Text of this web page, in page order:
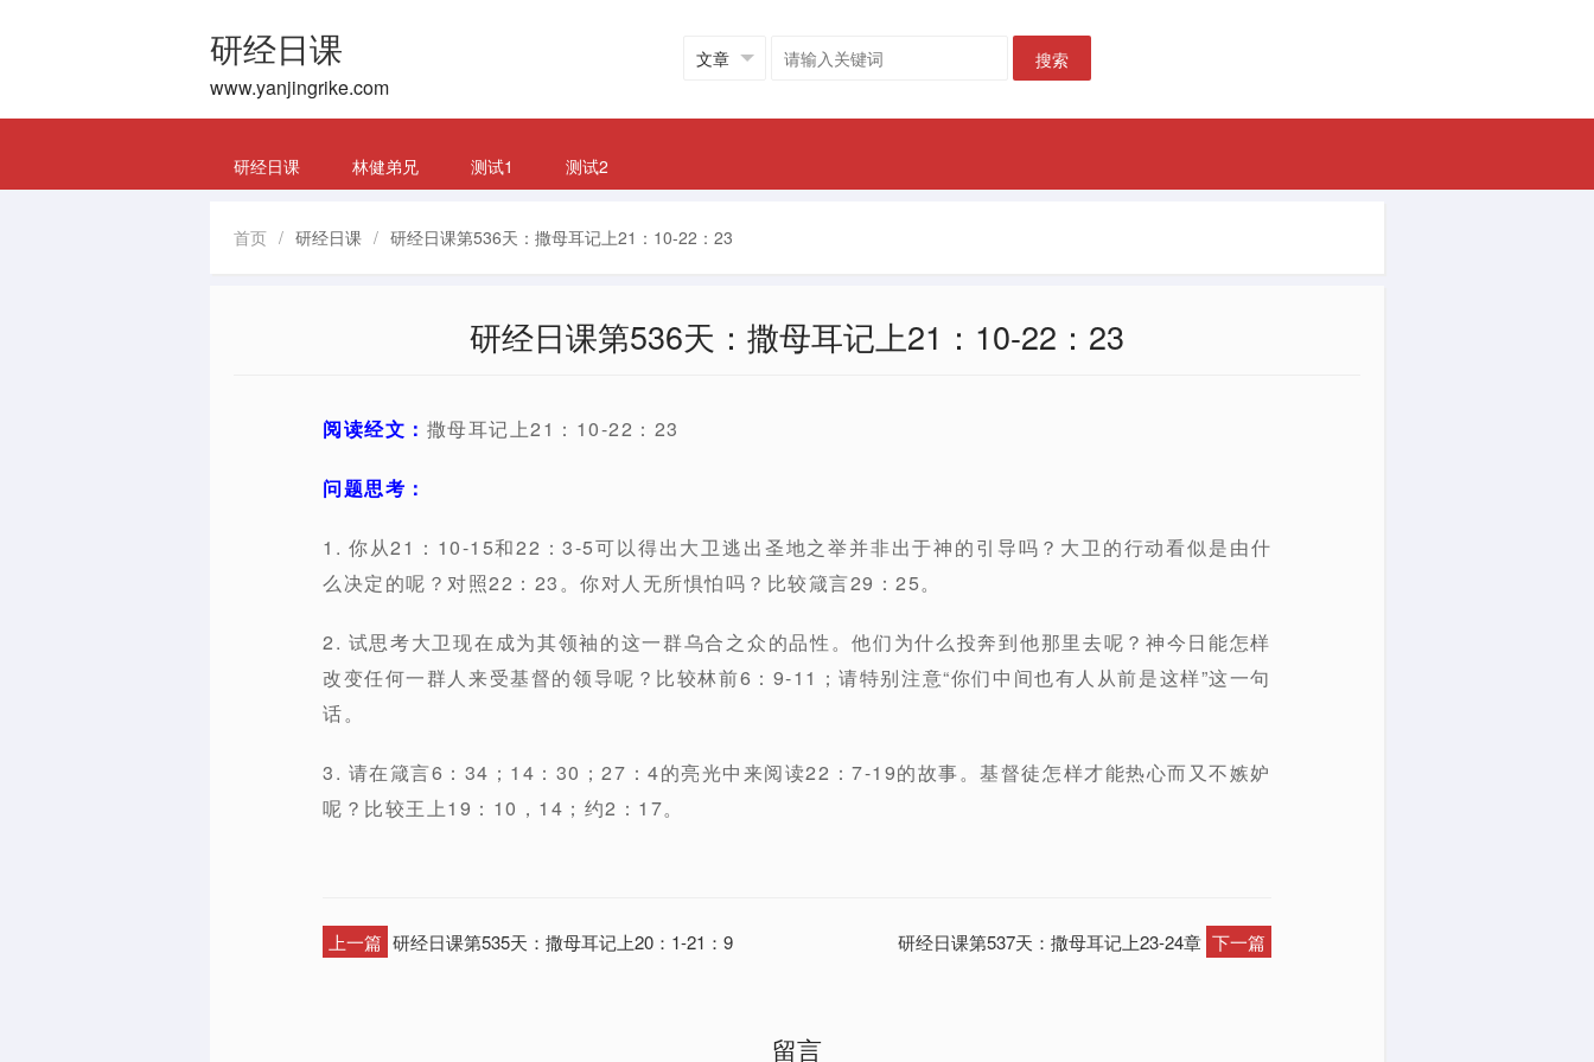
研经日课
www.yanjingrike.com
搜索
研经日课 林健弟兄 测试1 测试2
首页 / 研经日课 / 研经日课第536天：撒母耳记上21：10-22：23
研经日课第536天：撒母耳记上21：10-22：23
阅读经文： 撒母耳记上21：10-22：23
问题思考：
1. 你从21：10-15和22：3-5可以得出大卫逃出圣地之举并非出于神的引导吗？大卫的行动看似是由什
么决定的呢？对照22：23。你对人无所惧怕吗？比较箴言29：25。
2. 试思考大卫现在成为其领袖的这一群乌合之众的品性。他们为什么投奔到他那里去呢？神今日能怎样
改变任何一群人来受基督的领导呢？比较林前6：9-11；请特别注意“你们中间也有人从前是这样”这一句
话。
3. 请在箴言6：34；14：30；27：4的亮光中来阅读22：7-19的故事。基督徒怎样才能热心而又不嫉妒
呢？比较王上19：10，14；约2：17。
上一篇 研经日课第535天：撒母耳记上20：1-21：9 研经日课第537天：撒母耳记上23-24章 下一篇
留言